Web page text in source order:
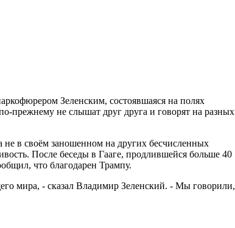
Зеленским, состоявшаяся на полях
прежнему не слышат друг друга и говорят на разных
в своём заношенном на других бесчисленных
После беседы в Гааге, продлившейся больше 40
что благодарен Трампу.
мира, - сказал Владимир Зеленский. - Мы говорили,